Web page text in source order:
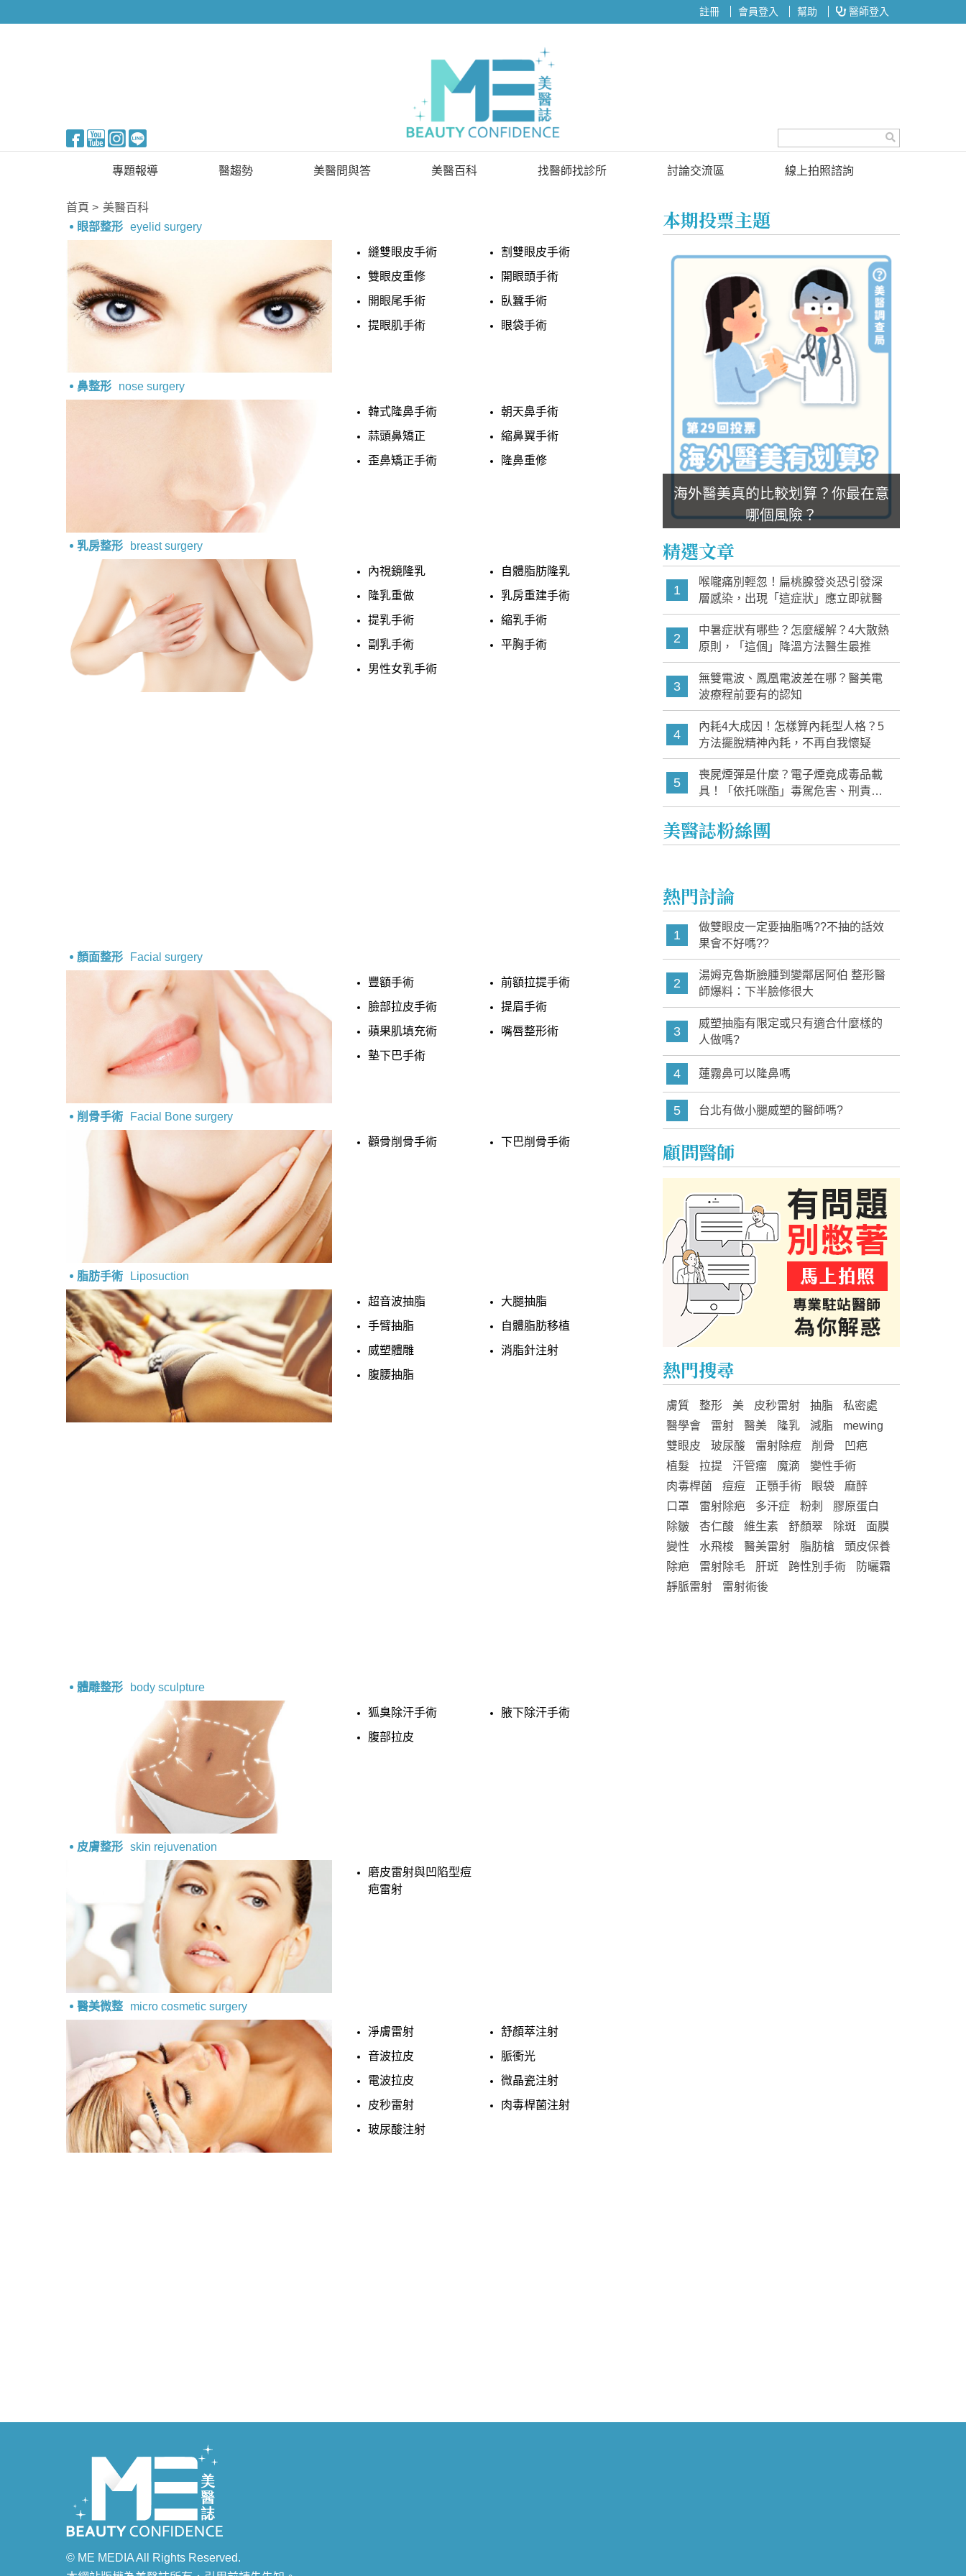
註冊 會員登入 幫助 醫師登入
專題報導
新知快訊
醫美整形
生活知識
心理健康
名醫問診室
醫趨勢 美醫問與答 美醫百科 找醫師找診所 討論交流區
投票區
線上拍照諮詢
首頁
美醫百科
眼部整形 eyelid surgery
縫雙眼皮手術
割雙眼皮手術
雙眼皮重修
開眼頭手術
開眼尾手術
臥蠶手術
提眼肌手術
眼袋手術
鼻整形 nose surgery
韓式隆鼻手術
朝天鼻手術
蒜頭鼻矯正
縮鼻翼手術
歪鼻矯正手術
隆鼻重修
乳房整形 breast surgery
內視鏡隆乳
自體脂肪隆乳
隆乳重做
乳房重建手術
提乳手術
縮乳手術
副乳手術
平胸手術
男性女乳手術
顏面整形 Facial surgery
豐額手術
前額拉提手術
臉部拉皮手術
提眉手術
蘋果肌填充術
嘴唇整形術
墊下巴手術
削骨手術 Facial Bone surgery
顴骨削骨手術 下巴削骨手術
脂肪手術 Liposuction
超音波抽脂
大腿抽脂
手臂抽脂
自體脂肪移植
威塑體雕
消脂針注射
腹腰抽脂
體雕整形 body sculpture
狐臭除汗手術
腋下除汗手術
腹部拉皮
皮膚整形 skin rejuvenation
磨皮雷射與凹陷型痘
疤雷射
醫美微整 micro cosmetic surgery
淨膚雷射
舒顏萃注射
音波拉皮
脈衝光
電波拉皮
微晶瓷注射
皮秒雷射
肉毒桿菌注射
玻尿酸注射
本期投票主題
海外醫美真的比較划算？你最在意
哪個風險？
精選文章
1
喉嚨痛別輕忽！扁桃腺發炎恐引發深
層感染，出現「這症狀」應立即就醫
2
中暑症狀有哪些？怎麼緩解？4大散熱
原則，「這個」降溫方法醫生最推
3
無雙電波、鳳凰電波差在哪？醫美電
波療程前要有的認知
4
內耗4大成因！怎樣算內耗型人格？5
方法擺脫精神內耗，不再自我懷疑
5
喪屍煙彈是什麼？電子煙竟成毒品載
具！「依托咪酯」毒駕危害、刑責與
家長必知警訊
美醫誌粉絲團
熱門討論
1
做雙眼皮一定要抽脂嗎??不抽的話效
果會不好嗎??
2
湯姆克魯斯臉腫到變鄰居阿伯 整形醫
師爆料：下半臉修很大
3
威塑抽脂有限定或只有適合什麼樣的
人做嗎?
4 蓮霧鼻可以隆鼻嗎
5 台北有做小腿威塑的醫師嗎?
顧問醫師
熱門搜尋
膚質 整形 美 皮秒雷射 抽脂
私密處
醫學會
雷射 醫美 隆乳 減脂
mewing
雙眼皮
玻尿酸 雷射除痘 削骨
凹疤
植髮
拉提 汗管瘤 魔滴
變性手術
肉毒桿菌
痘痘 正顎手術 眼袋
麻醉
口罩
雷射除疤 多汗症 粉刺
膠原蛋白
除皺
杏仁酸 維生素 舒顏翠 除斑
面膜
變性
水飛梭 醫美雷射 脂肪槍
頭皮保養
除疤
雷射除毛 肝斑 跨性別手術
防曬霜
靜脈雷射
雷射術後
© ME MEDIA All Rights Reserved.